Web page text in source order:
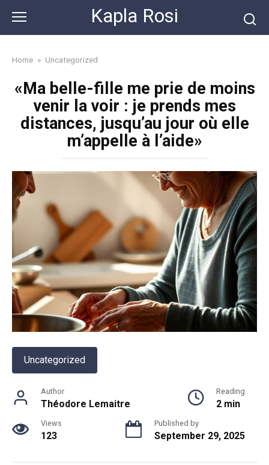
content
Kapla Rosi
Home » Uncategorized
«Ma belle-fille me prie de moins
venir la voir : je prends mes
distances, jusqu’au jour où elle
m’appelle à l’aide»
Uncategorized
Author
Théodore Lemaitre
Reading
2 min
Views
123
Published by
September 29, 2025